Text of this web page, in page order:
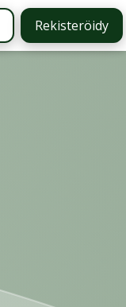
Rekisteröidy